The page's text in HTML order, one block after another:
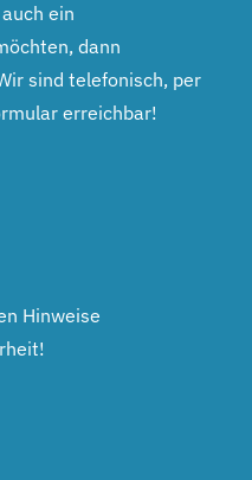
ein
dann
sind telefonisch, per
erreichbar!
Hinweise